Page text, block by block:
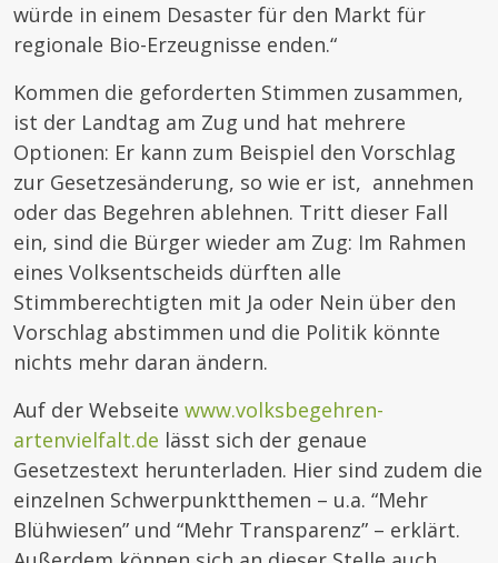
würde in einem Desaster für den Markt für
regionale Bio-Erzeugnisse enden.“
Kommen die geforderten Stimmen zusammen,
ist der Landtag am Zug und hat mehrere
Optionen: Er kann zum Beispiel den Vorschlag
zur Gesetzesänderung, so wie er ist, annehmen
oder das Begehren ablehnen. Tritt dieser Fall
ein, sind die Bürger wieder am Zug: Im Rahmen
eines Volksentscheids dürften alle
Stimmberechtigten mit Ja oder Nein über den
Vorschlag abstimmen und die Politik könnte
nichts mehr daran ändern.
Auf der Webseite www.volksbegehren-
artenvielfalt.de lässt sich der genaue
Gesetzestext herunterladen. Hier sind zudem die
einzelnen Schwerpunktthemen – u.a. “Mehr
Blühwiesen” und “Mehr Transparenz” – erklärt.